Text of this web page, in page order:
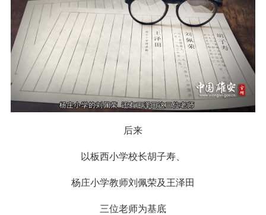
后来
以板西小学校长胡子寿、
杨庄小学教师刘佩荣及王泽田
三位老师为基底